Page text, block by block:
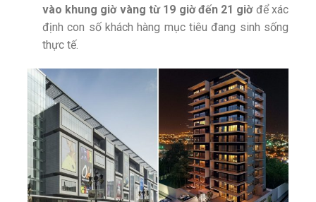
vào khung giờ vàng từ 19 giờ đến 21 giờđể xác
định con số khách hàng mục tiêu đang sinh sống
thực tế.